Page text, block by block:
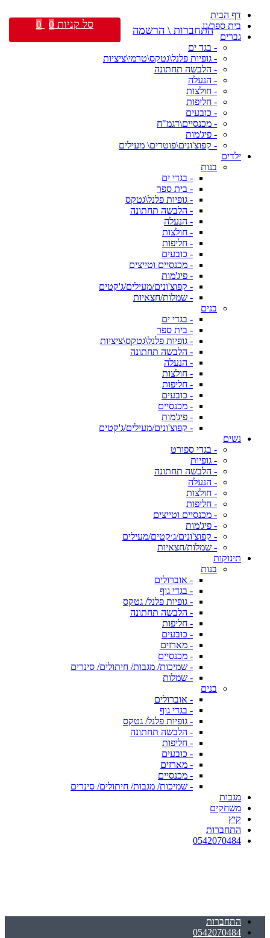
דף הבית
בית ספר/גן
גברים
- בגד ים
- גופיות פלנל\גטקס\טרמי\ציציות
- הלבשה תחתונה
- הנעלה
- חולצות
- חליפות
- כובעים
- מכנסיים\דגמ"ח
- פיג'מות
- קפוצ'ונים\פוטרים\ מעילים
ילדים
בנות
- בגדי ים
- בית ספר
- גופיות פלנל\גטקס
- הלבשה תחתונה
- הנעלה
- חולצות
- חליפות
- כובעים
- מכנסיים וטייצים
- פיג'מות
- קפוצ'ונים/מעילים/ג'קטים
- שמלות/חצאיות
בנים
- בגדי ים
- בית ספר
- גופיות פלנל\גטקס\ציציות
- הלבשה תחתונה
- הנעלה
- חולצות
- חליפות
- כובעים
- מכנסיים
- פיג'מות
- קפוצ'ונים/מעילים/ג'קטים
נשים
- בגדי ספורט
- גופיות
- הלבשה תחתונה
- הנעלה
- חולצות
- חליפות
- מכנסיים וטייצים
- פיג'מות
- קפוצ'ונים/ג׳קטים/מעילים
- שמלות/חצאיות
תינוקות
בנות
- אוברולים
- בגדי גוף
- גופיות פלנל/ גטקס
- הלבשה תחתונה
- חליפות
- כובעים
- מארזים
- מכנסיים
- שמיכות/ מגבות/ חיתולים/ סינרים
- שמלות
בנים
- אוברולים
- בגדי גוף
- גופיות פלנל/ גטקס
- הלבשה תחתונה
- חליפות
- כובעים
- מארזים
- מכנסיים
- שמיכות/ מגבות/ חיתולים/ סינרים
מגבות
משחקים
קיץ
התחברות
0542070484
התחברות
0542070484
התחברות \ הרשמה סל קניות 0
0